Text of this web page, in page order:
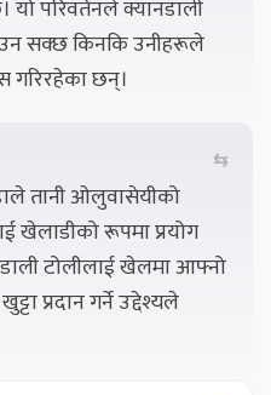
परिवर्तनले क्यानडाली
सक्छ किनकि उनीहरूले
गरिरहेका छन्।
⇆
तानी ओलुवासेयीको
खेलाडीको रूपमा प्रयोग
टोलीलाई खेलमा आफ्नो
प्रदान गर्ने उद्देश्यले